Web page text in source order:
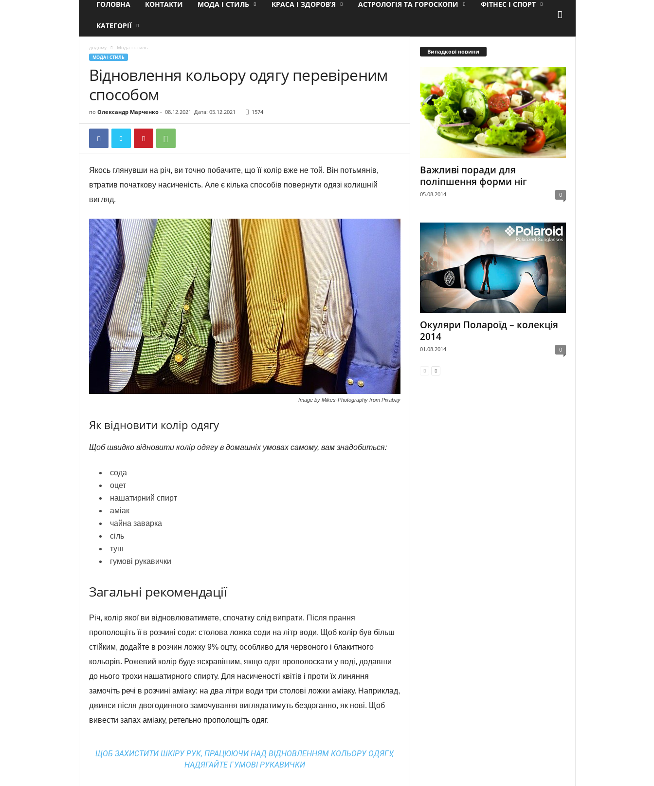
ГОЛОВНА КОНТАКТИ МОДА І СТИЛЬ КРАСА І ЗДОРОВ’Я АСТРОЛОГІЯ ТА ГОРОСКОПИ ФІТНЕС І СПОРТ
КАТЕГОРІЇ
додому Мода і стиль
МОДА І СТИЛЬ
Відновлення кольору одягу перевіреним
способом
по Олександр Марченко- 08.12.2021 Дата: 05.12.2021 1574
Якось глянувши на річ, ви точно побачите, що її колір вже не той. Він потьмянів,
втратив початкову насиченість. Але є кілька способів повернути одязі колишній
вигляд.
Image by Mikes-Photography from Pixabay
Як відновити колір одягу
Щоб швидко відновити колір одягу в домашніх умовах самому, вам знадобиться:
сода
оцет
нашатирний спирт
аміак
чайна заварка
сіль
туш
гумові рукавички
Загальні рекомендації
Річ, колір якої ви відновлюватимете, спочатку слід випрати. Після прання
прополощіть її в розчині соди: столова ложка соди на літр води. Щоб колір був більш
стійким, додайте в розчин ложку 9% оцту, особливо для червоного і блакитного
кольорів. Рожевий колір буде яскравішим, якщо одяг прополоскати у воді, додавши
до нього трохи нашатирного спирту. Для насиченості квітів і проти їх линяння
замочіть речі в розчині аміаку: на два літри води три столові ложки аміаку. Наприклад,
джинси після двогодинного замочування виглядатимуть бездоганно, як нові. Щоб
вивести запах аміаку, ретельно прополощіть одяг.
ЩОБ ЗАХИСТИТИ ШКІРУ РУК, ПРАЦЮЮЧИ НАД ВІДНОВЛЕННЯМ КОЛЬОРУ ОДЯГУ,
НАДЯГАЙТЕ ГУМОВІ РУКАВИЧКИ
Випадкові новини
Важливі поради для
поліпшення форми ніг
05.08.2014 0
Окуляри Полароїд – колекція
2014
01.08.2014 0